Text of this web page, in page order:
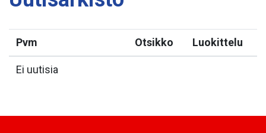
Pvm Otsikko Luokittelu
Ei uutisia